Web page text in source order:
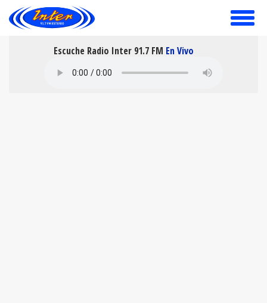
toggle
Escuche Radio Inter 91.7 FM En Vivo